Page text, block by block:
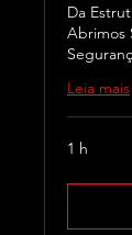
Da
Abrimos
Leia mais
1 h